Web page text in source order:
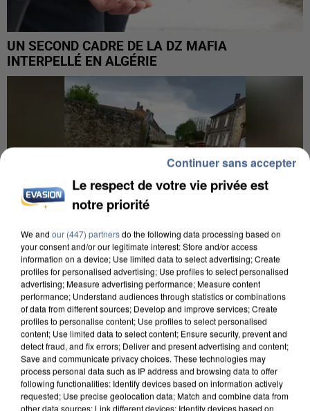
UN SECOND CADRE DE LA DZ MAFIA
INTERPELLÉ EN ALGÉRIE
UNE TOURISTE DE L’OISE EMPORTÉE PAR UNE
COULÉE DE BOUE EN HAUTE-SAVOIE
Le respect de votre vie privée est
notre priorité
We and our (447) partnersdo the following data processing based on
your consent and/or our legitimate interest: Store and/or access
information on a device; Use limited data to select advertising; Create
profiles for personalised advertising; Use profiles to select personalised
advertising; Measure advertising performance; Measure content
performance; Understand audiences through statistics or combinations
of data from different sources; Develop and improve services; Create
profiles to personalise content; Use profiles to select personalised
content; Use limited data to select content; Ensure security, prevent and
detect fraud, and fix errors; Deliver and present advertising and content;
Save and communicate privacy choices. These technologies may
process personal data such as IP address and browsing data to offer
following functionalities: Identify devices based on information actively
requested; Use precise geolocation data; Match and combine data from
other data sources; Link different devices; Identify devices based on
Continuer sans accepter